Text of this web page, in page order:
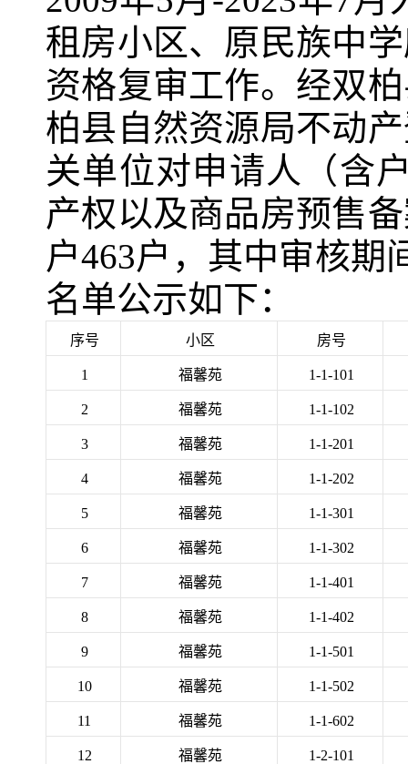
租房小区、原民族中
资格复审工作。 经双
柏县自然资源局不动
关单位对申请人 （含
产权以及商品房预售
户463户，其中审核期
名单公示如下：
序号 小区 房号
1 福馨苑 1-1-101
2 福馨苑 1-1-102
3 福馨苑 1-1-201
4 福馨苑 1-1-202
5 福馨苑 1-1-301
6 福馨苑 1-1-302
7 福馨苑 1-1-401
8 福馨苑 1-1-402
9 福馨苑 1-1-501
10 福馨苑 1-1-502
11 福馨苑 1-1-602
12 福馨苑 1-2-101